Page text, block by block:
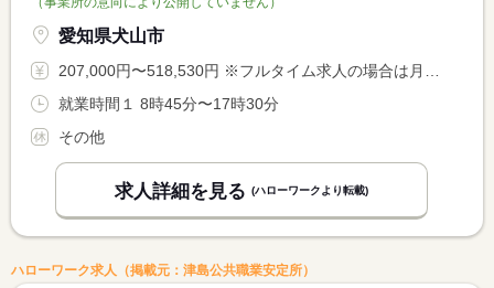
愛知県犬山市
207,000円〜518,530円 ※フルタイム求人の場合は月額（換算額）、パート求人の場合は時間額を表示しています。
就業時間１ 8時45分〜17時30分
その他
求人詳細を見る (ハローワークより転載)
ハローワーク求人（掲載元：津島公共職業安定所）